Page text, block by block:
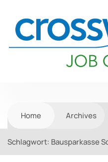
Home Archives
Schlagwort: Bausparkasse